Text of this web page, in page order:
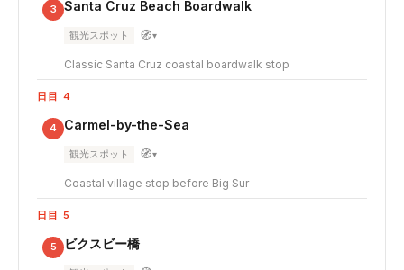
3 Santa Cruz Beach Boardwalk
観光スポット 🧭▾
Classic Santa Cruz coastal boardwalk stop
日目 4
4 Carmel-by-the-Sea
観光スポット 🧭▾
Coastal village stop before Big Sur
日目 5
5 ビクスビー橋